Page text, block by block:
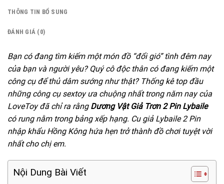
THÔNG TIN BỔ SUNG
ĐÁNH GIÁ (0)
Bạn có đang tìm kiếm một món đồ “đổi gió” tình đêm nay
của bạn và người yêu? Quý cô độc thân có đang kiếm một
công cụ để thủ dâm sướng như thật? Thống kê top đầu
những công cụ sextoy ưa chuộng nhất trong năm nay của
LoveToy đã chỉ ra rằng Dương Vật Giả Trơn 2 Pin Lybaile
có rung nằm trong bảng xếp hạng. Cu giả Lybaile 2 Pin
nhập khẩu Hồng Kông hứa hẹn trở thành đồ chơi tuyệt vời
nhất cho chị em.
Nội Dung Bài Viết